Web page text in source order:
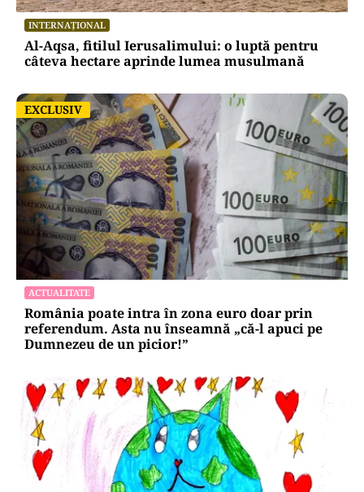
INTERNAȚIONAL
Al-Aqsa, fitilul Ierusalimului: o luptă pentru
câteva hectare aprinde lumea musulmană
EXCLUSIV
EXCLUSIV
ACTUALITATE
România poate intra în zona euro doar prin
referendum. Asta nu înseamnă „că-l apuci pe
Dumnezeu de un picior!”